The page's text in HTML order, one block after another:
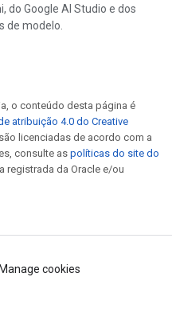
do Google AI Studio e dos
de modelo.
o conteúdo desta página é
atribuição 4.0 do Creative
licenciadas de acordo com a
consulte aspolíticas do site do
registrada da Oracle e/ou
Manage cookies